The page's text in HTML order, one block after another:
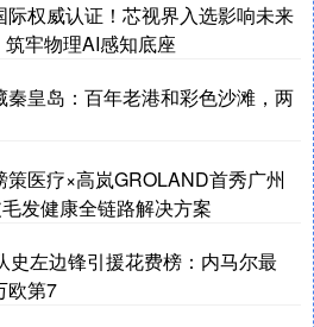
际权威认证！芯视界入选影响未来
牢物理AI感知底座
皇岛：百年老港和彩色沙滩，两
医疗×高岚GROLAND首秀广州
发健康全链路解决方案
史左边锋引援花费榜：内马尔最
欧第7